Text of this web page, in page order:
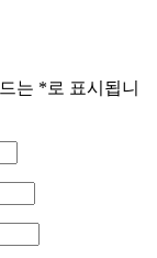
는 *로 표시됩니